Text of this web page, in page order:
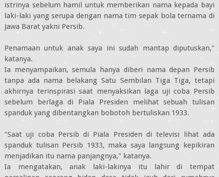
istrinya sebelum hamil untuk memberikan nama kepada bayi
laki-laki yang serupa dengan nama tim sepak bola ternama di
Jawa Barat yakni Persib.
Penamaan untuk anak saya ini sudah mantap diputuskan,"
katanya.
Ia menyampaikan, semula hanya diberi nama depan Persib
tanpa ada nama belakang Satu Sembilan Tiga Tiga, tetapi
akhirnya terinspirasi saat menyaksikan laga uji coba Persib
sebelum berlaga di Piala Presiden melihat sebuah tulisan
spanduk yang dibentangkan bobotoh bertuliskan 1933.
"Saat uji coba Persib di Piala Presiden di televisi lihat ada
spanduk tulisan Persib 1933, maka saya langsung kepikiran
menjadikan itu nama panjangnya," katanya.
Ia mengatakan, anak laki-lakinya itu lahir di tempat